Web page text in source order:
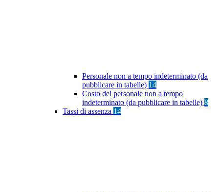
Personale non a tempo indeterminato (da
pubblicare in tabelle) 14
Costo del personale non a tempo
indeterminato (da pubblicare in tabelle) 8
Tassi di assenza 14